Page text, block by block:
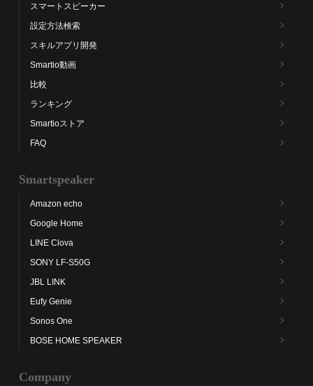
スマートスピーカー
設定方法検索
スキルアプリ開発
Smartio動画
比較
ランキング
Smartioストア
FAQ
Smartspeaker
Amazon echo
Google Home
LINE Clova
SONY LF-S50G
JBL LINK
Eufy Genie
Sonos One
BOSE HOME SPEAKER
Company